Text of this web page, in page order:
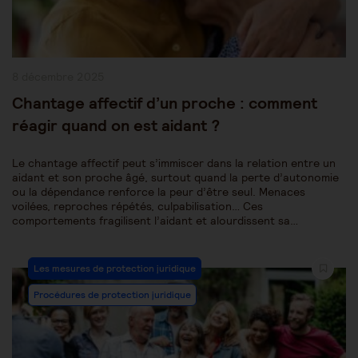
Chantage affectif d’un proche : comment
réagir quand on est aidant ?
Le chantage affectif peut s’immiscer dans la relation entre un
aidant et son proche âgé, surtout quand la perte d’autonomie
ou la dépendance renforce la peur d’être seul. Menaces
voilées, reproches répétés, culpabilisation… Ces
comportements fragilisent l’aidant et alourdissent sa…
Post
Category:
Les mesures de protection juridique
Procédures de protection juridique